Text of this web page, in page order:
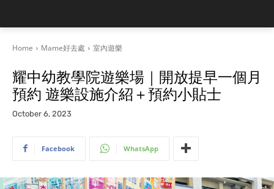
Home Mame好去處 室內遊樂
耀中幼教學院遊樂場｜開放提早一個月
預約 遊樂設施介紹＋預約小貼士
October 6, 2023
Facebook WhatsApp